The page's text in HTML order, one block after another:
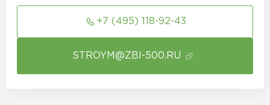
+7 (495) 118-92-43
STROYM@ZBI-500.RU